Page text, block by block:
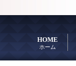
HOME
ホーム